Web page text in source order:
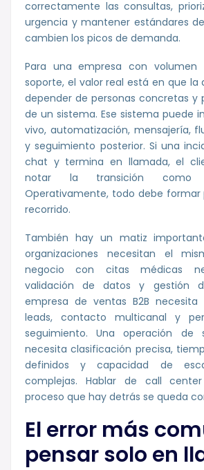
correctamente las consultas,
urgencia y mantener estándares
cambien los picos de demanda.
Para una empresa con
soporte, el valor real está en que la
depender de personas concretas y
de un sistema. Ese sistema puede
vivo, automatización, mensajería,
y seguimiento posterior. Si una
chat y termina en llamada, el
notar la transición como
Operativamente, todo debe formar
recorrido.
También hay un matiz
organizaciones necesitan el
negocio con citas médicas
validación de datos y gestión
empresa de ventas B2B necesita
leads, contacto multicanal y
seguimiento. Una operación de
necesita clasificación precisa,
definidos y capacidad de
complejas. Hablar de call
proceso que hay detrás se queda
El error más
pensar solo en